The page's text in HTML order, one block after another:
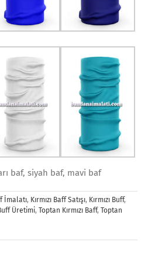
baf, siyah baf, mavi baf
İmalatı, Kırmızı Baff Satışı, Kırmızı Buff,
Buff Üretimi, Toptan Kırmızı Baff, Toptan